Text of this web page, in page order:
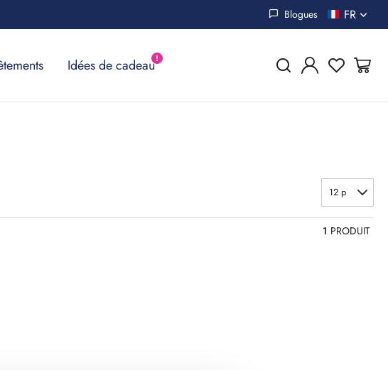
Blogues FR
Idées de cadeau
12 p
1 PRODUIT